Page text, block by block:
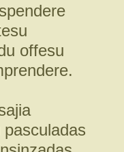
offesu